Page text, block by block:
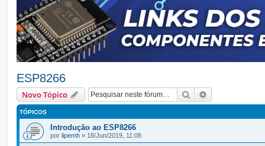
ESP8266
Novo Tópico Pesquisar
TÓPICOS
Introdução ao ESP8266
por lipemh » 18/Jun/2019, 11:08